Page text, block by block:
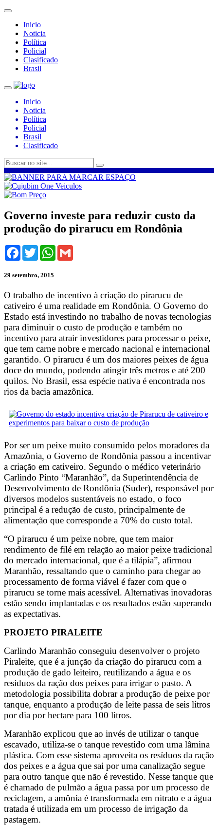
Inicio
Noticia
Política
Policial
Clasificado
Brasil
Inicio
Noticia
Política
Policial
Brasil
Clasificado
Governo investe para reduzir custo da
produção do pirarucu em Rondônia
Facebook
TwitterWhatsApp
29 setembro, 2015
O trabalho de incentivo à criação do pirarucu de
cativeiro é uma realidade em Rondônia. O Governo do
Estado está investindo no trabalho de novas tecnologias
para diminuir o custo de produção e também no
incentivo para atrair investidores para processar o peixe,
que tem carne nobre e mercado nacional e internacional
garantido. O pirarucu é um dos maiores peixes de água
doce do mundo, podendo atingir três metros e até 200
quilos. No Brasil, essa espécie nativa é encontrada nos
rios da bacia amazônica.
Por ser um peixe muito consumido pelos moradores da
Amazônia, o Governo de Rondônia passou a incentivar
a criação em cativeiro. Segundo o médico veterinário
Carlindo Pinto “Maranhão”, da Superintendência de
Desenvolvimento de Rondônia (Suder), responsável por
diversos modelos sustentáveis no estado, o foco
principal é a redução de custo, principalmente de
alimentação que corresponde a 70% do custo total.
“O pirarucu é um peixe nobre, que tem maior
rendimento de filé em relação ao maior peixe tradicional
do mercado internacional, que é a tilápia”, afirmou
Maranhão, ressaltando que o caminho para chegar ao
processamento de forma viável é fazer com que o
pirarucu se torne mais acessível. Alternativas inovadoras
estão sendo implantadas e os resultados estão superando
as expectativas.
PROJETO PIRALEITE
Carlindo Maranhão conseguiu desenvolver o projeto
Piraleite, que é a junção da criação do pirarucu com a
produção de gado leiteiro, reutilizando a água e os
resíduos da ração dos peixes para irrigar o pasto. A
metodologia possibilita dobrar a produção de peixe por
tanque, enquanto a produção de leite passa de seis litros
por dia por hectare para 100 litros.
Maranhão explicou que ao invés de utilizar o tanque
escavado, utiliza-se o tanque revestido com uma lâmina
plástica. Com esse sistema aproveita os resíduos da ração
dos peixes e a água que sai por uma canalização segue
para outro tanque que não é revestido. Nesse tanque que
é chamado de pulmão a água passa por um processo de
reciclagem, a amônia é transformada em nitrato e a água
tratada é utilizada em um processo de irrigação da
pastagem.